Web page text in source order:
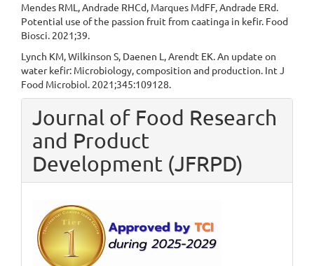
Mendes RML, Andrade RHCd, Marques MdFF, Andrade ERd.
Potential use of the passion fruit from caatinga in kefir. Food
Biosci. 2021;39.
Lynch KM, Wilkinson S, Daenen L, Arendt EK. An update on
water kefir: Microbiology, composition and production. Int J
Food Microbiol. 2021;345:109128.
Journal of Food Research
and Product
Development (JFRPD)